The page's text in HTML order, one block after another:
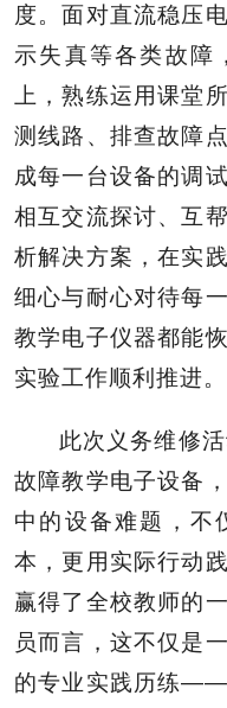
度。面对直流稳压
示失真等各类故障
上，熟练运用课堂
测线路、排查故障
成每一台设备的调
相互交流探讨、互
析解决方案，在实
细心与耐心对待每
教学电子仪器都能
实验工作顺利推进。
此次义务维修
故障教学电子设备
中的设备难题，不
本，更用实际行动
赢得了全校教师的
员而言，这不仅是
的专业实践历练——